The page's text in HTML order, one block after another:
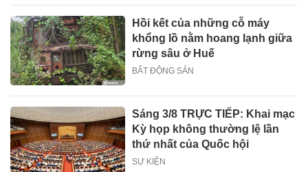
Hồi kết của những cỗ máy
khổng lồ nằm hoang lạnh giữa
rừng sâu ở Huế
BẤT ĐỘNG SẢN
Sáng 3/8 TRỰC TIẾP: Khai mạc
Kỳ họp không thường lệ lần
thứ nhất của Quốc hội
SỰ KIỆN